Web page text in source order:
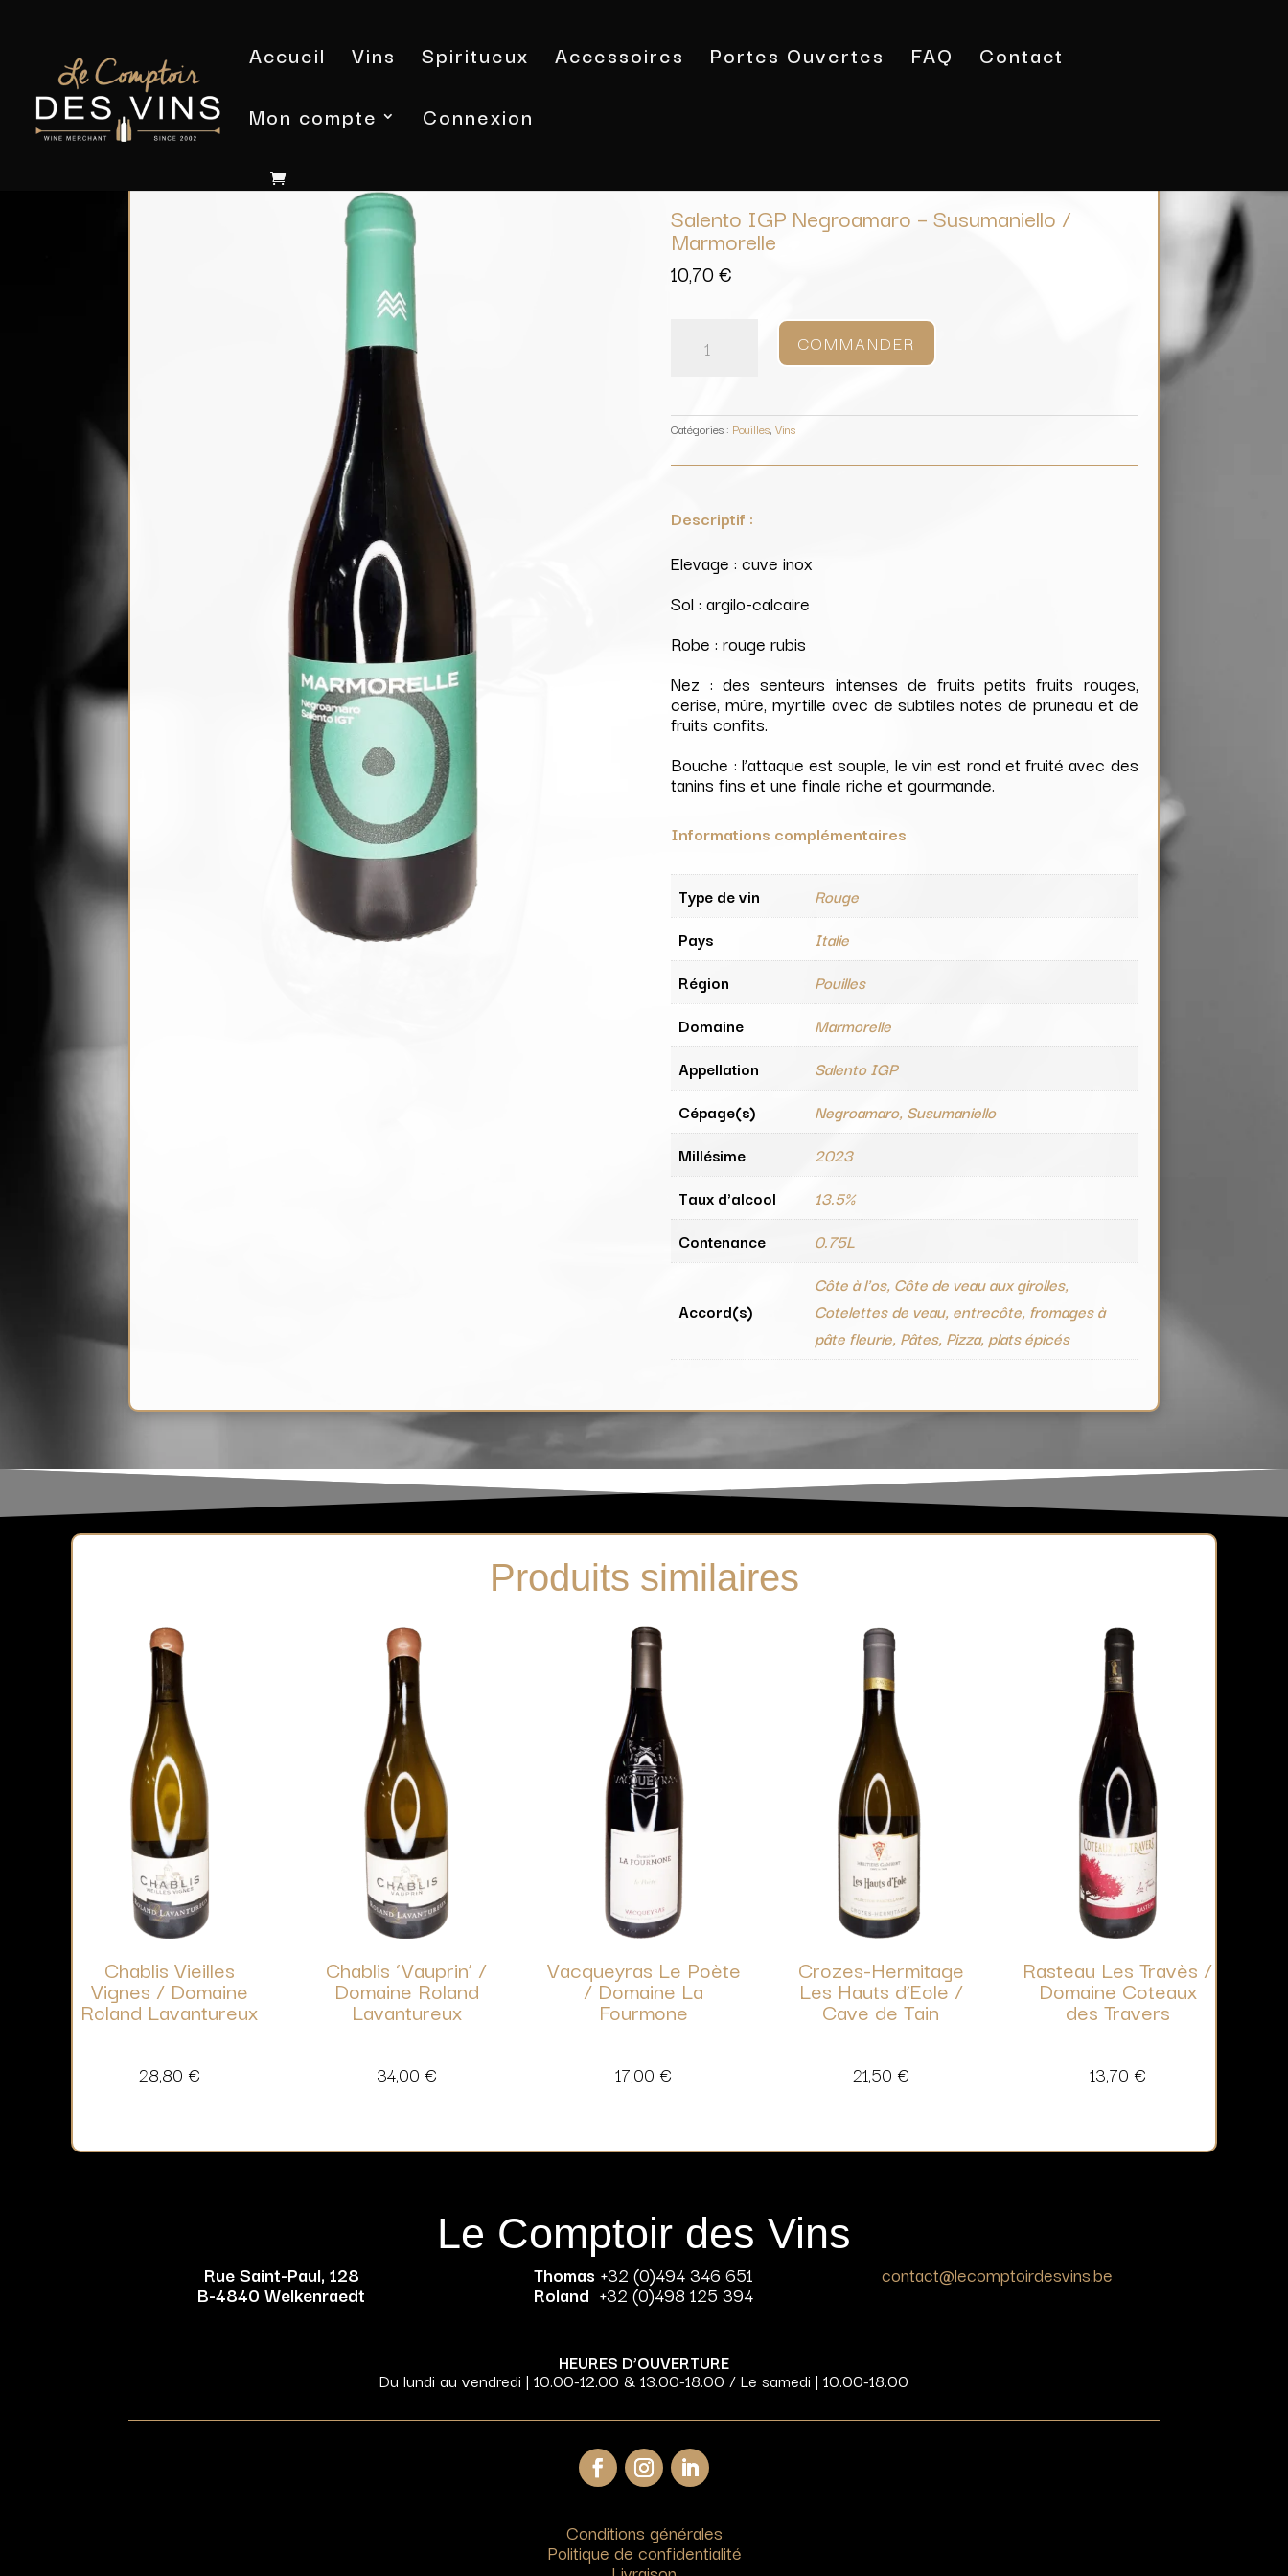
Accueil Vins Spiritueux Accessoires Portes Ouvertes FAQ
Contact
Mon compte
Connexion
Salento IGP Negroamaro – Susumaniello /
Marmorelle
10,70€
Salento
Susumaniello
/
COMMANDER
Catégories : Pouilles,Vins
Descriptif :
Elevage : cuve inox
Sol : argilo-calcaire
Robe : rouge rubis
Nez : des senteurs intenses de fruits petits fruits rouges,
cerise, mûre, myrtille avec de subtiles notes de pruneau et de
fruits confits.
Bouche : l’attaque est souple, le vin est rond et fruité avec des
tanins fins et une finale riche et gourmande.
Informations complémentaires
Type de vin
Rouge
Pays
Italie
Région
Pouilles
Domaine
Marmorelle
Appellation
Salento IGP
Cépage(s)
Negroamaro, Susumaniello
Millésime
2023
Taux d'alcool
13.5%
Contenance
0.75L
Accord(s)
Côte à l'os, Côte de veau aux girolles,
Cotelettes de veau, entrecôte, fromages à
pâte fleurie, Pâtes, Pizza, plats épicés
Produits similaires
Chablis Vieilles
Vignes / Domaine
Roland Lavantureux
28,80 €
Chablis ‘Vauprin’ /
Domaine Roland
Lavantureux
34,00 €
Vacqueyras Le Poète
/ Domaine La
Fourmone
17,00 €
Crozes-Hermitage
Les Hauts d’Eole /
Cave de Tain
21,50 €
Rasteau Les Travès /
Domaine Coteaux
des Travers
13,70 €
Le Comptoir des Vins
Rue Saint-Paul, 128
B-4840 Welkenraedt
Thomas +32 (0)494 346 651
Roland +32 (0)498 125 394
contact@lecomptoirdesvins.be
HEURES D’OUVERTURE
Du lundi au vendredi | 10.00-12.00 & 13.00-18.00 / Le samedi | 10.00-18.00
Conditions générales
Politique de confidentialité